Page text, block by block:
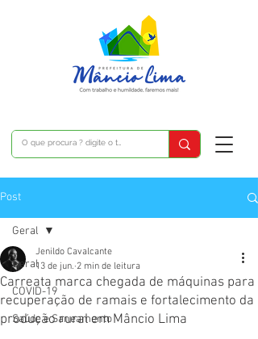
Post
Geral
COVID-19
Saúde e Saneamento
Geral
Carreata marca chegada de máquinas para
recuperação de ramais e fortalecimento da
produção rural em Mâncio Lima
Jenildo Cavalcante
13 de jun. 2 min de leitura